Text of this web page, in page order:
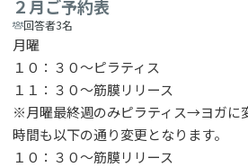
２月ご予約表
回答者3名
月曜
１０：３０～ピラティス
１１：３０～筋膜リリース
※月曜最終週のみピラティス→ヨガに
時間も以下の通り変更となります。
１０：３０～筋膜リリース